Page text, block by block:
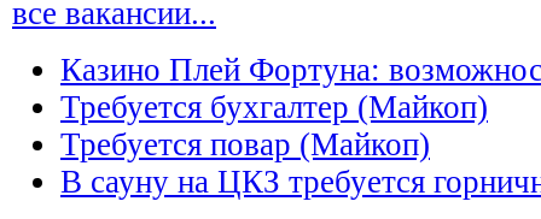
все вакансии...
Казино Плей Фортуна:
Требуется бухгалтер (Майкоп)
Требуется повар (Майкоп)
В сауну на ЦКЗ требуется